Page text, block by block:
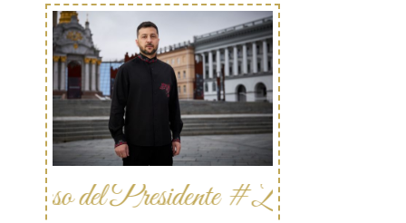
Presidente #Zelenskyy